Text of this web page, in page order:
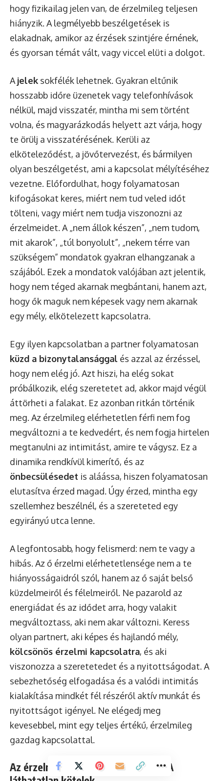
hogy fizikailag jelen van, de érzelmileg teljesen
hiányzik. A legmélyebb beszélgetések is
elakadnak, amikor az érzések szintjére érnének,
és gyorsan témát vált, vagy viccel elüti a dolgot.
A jelek sokfélék lehetnek. Gyakran eltűnik
hosszabb időre üzenetek vagy telefonhívások
nélkül, majd visszatér, mintha mi sem történt
volna, és magyarázkodás helyett azt várja, hogy
te örülj a visszatérésének. Kerüli az
elköteleződést, a jövőtervezést, és bármilyen
olyan beszélgetést, ami a kapcsolat mélyítéséhez
vezetne. Előfordulhat, hogy folyamatosan
kifogásokat keres, miért nem tud veled időt
tölteni, vagy miért nem tudja viszonozni az
érzelmeidet. A „nem állok készen”, „nem tudom,
mit akarok”, „túl bonyolult”, „nekem térre van
szükségem” mondatok gyakran elhangzanak a
szájából. Ezek a mondatok valójában azt jelentik,
hogy nem téged akarnak megbántani, hanem azt,
hogy ők maguk nem képesek vagy nem akarnak
egy mély, elkötelezett kapcsolatra.
Egy ilyen kapcsolatban a partner folyamatosan
küzd a bizonytalansággal és azzal az érzéssel,
hogy nem elég jó. Azt hiszi, ha elég sokat
próbálkozik, elég szeretetet ad, akkor majd végül
áttörheti a falakat. Ez azonban ritkán történik
meg. Az érzelmileg elérhetetlen férfi nem fog
megváltozni a te kedvedért, és nem fogja hirtelen
megtanulni az intimitást, amire te vágysz. Ez a
dinamika rendkívül kimerítő, és az
önbecsülésedet is aláássa, hiszen folyamatosan
elutasítva érzed magad. Úgy érzed, mintha egy
szellemhez beszélnél, és a szereteted egy
egyirányú utca lenne.
A legfontosabb, hogy felismerd: nem te vagy a
hibás. Az ő érzelmi elérhetetlensége nem a te
hiányosságaidról szól, hanem az ő saját belső
küzdelmeiről és félelmeiről. Ne pazarold az
energiádat és az idődet arra, hogy valakit
megváltoztass, aki nem akar változni. Keress
olyan partnert, aki képes és hajlandó mély,
kölcsönös érzelmi kapcsolatra, és aki
viszonozza a szeretetedet és a nyitottságodat. A
sebezhetőség elfogadása és a valódi intimitás
kialakítása mindkét fél részéről aktív munkát és
nyitottságot igényel. Ne elégedj meg
kevesebbel, mint egy teljes értékű, érzelmileg
gazdag kapcsolattal.
Az érzelmi zsaroló és manipulátor: A